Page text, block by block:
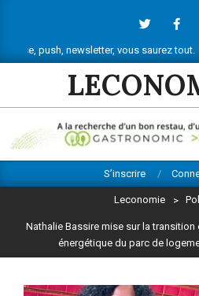
content
newsletter, vous saurez tout. Ne
Navigation
S’inscrire
Leconomie >
Nathalie Bassire mise sur la
énergétique du parc de